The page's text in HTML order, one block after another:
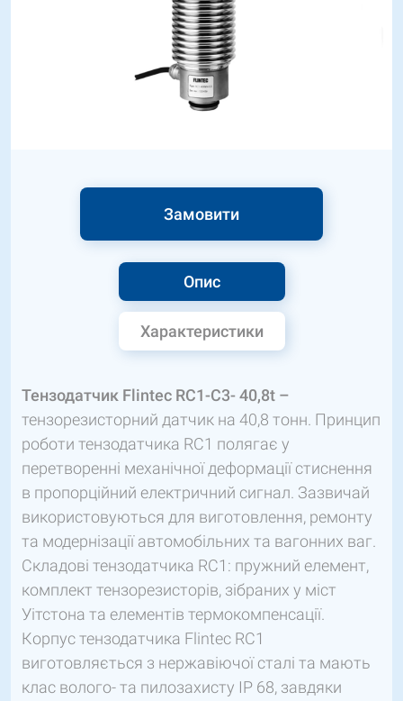
Опис
Характеристики
Замовити
Тензодатчик Flintec RC1-C3- 40,8t –
тензорезисторний датчик на 40,8 тонн. Принцип
роботи тензодатчика RC1 полягає у
перетворенні механічної деформації стиснення
в пропорційний електричний сигнал. Зазвичай
використовуються для виготовлення, ремонту
та модернізації автомобільних та вагонних ваг.
Складові тензодатчика RC1: пружний елемент,
комплект тензорезисторів, зібраних у міст
Уітстона та елементів термокомпенсації.
Корпус тензодатчика Flintec RC1
виготовляється з нержавіючої сталі та мають
клас волого- та пилозахисту IP 68, завдяки